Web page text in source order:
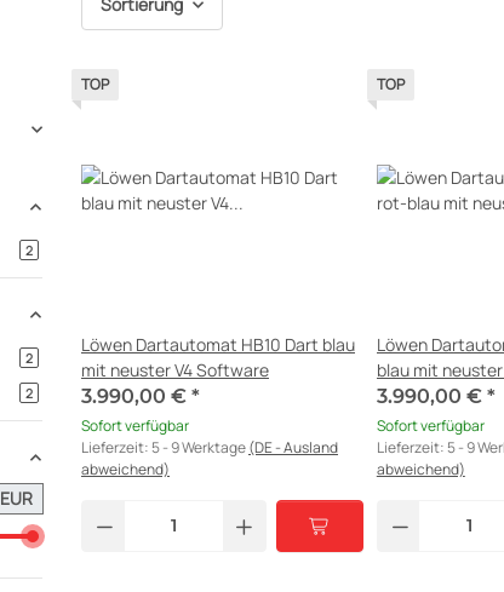
TOP
Löwen Dartautomat HB10 Dart blau
mit neuster V4 Software
3.990,00 € *
Sofort verfügbar
Lieferzeit:5 - 9 Werktage(DE - Ausland
abweichend)
TOP
Löwen
blau mit
3.990,00 € *
Sofort verfügbar
Lieferzeit:5 - 9
abweichend)
2Artikel gefunden
2Artikel gefunden
2Artikel gefunden
EUR